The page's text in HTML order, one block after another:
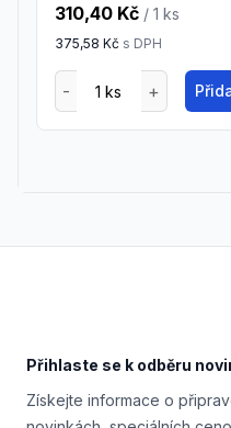
310,40 Kč / 1 ks
375,58 Kč s DPH
Přihlaste se k odběru
Získejte informace o